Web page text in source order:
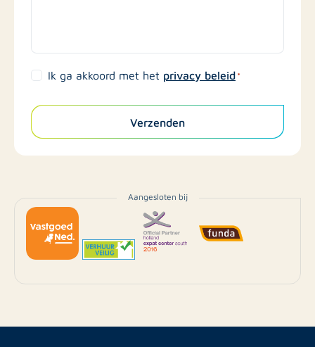
Ik ga akkoord met het privacy beleid*
Verzenden
Aangesloten bij